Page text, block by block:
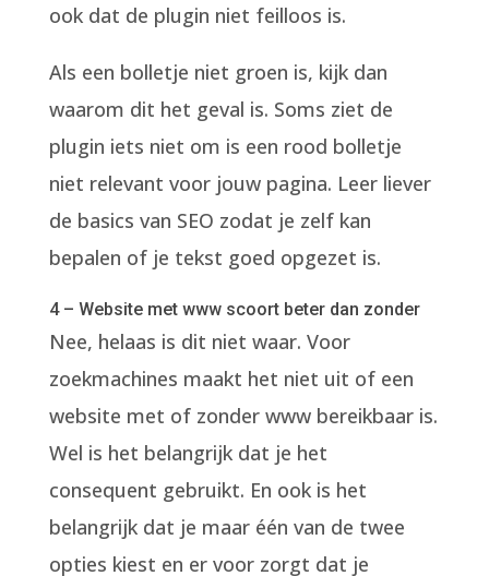
ook dat de plugin niet feilloos is.
Als een bolletje niet groen is, kijk dan
waarom dit het geval is. Soms ziet de
plugin iets niet om is een rood bolletje
niet relevant voor jouw pagina. Leer liever
de basics van SEO zodat je zelf kan
bepalen of je tekst goed opgezet is.
4 – Website met www scoort beter dan zonder
Nee, helaas is dit niet waar. Voor
zoekmachines maakt het niet uit of een
website met of zonder www bereikbaar is.
Wel is het belangrijk dat je het
consequent gebruikt. En ook is het
belangrijk dat je maar één van de twee
opties kiest en er voor zorgt dat je